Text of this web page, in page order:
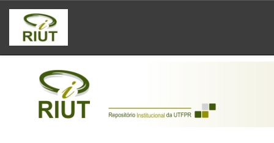
Skip
navigation